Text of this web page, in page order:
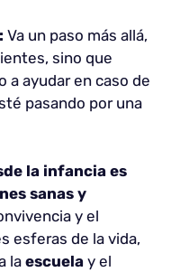
Va un paso más allá,
sino que
a ayudar en caso de
pasando por una
la infancia es
sanas y
y el
esferas de la vida,
la escuela y el